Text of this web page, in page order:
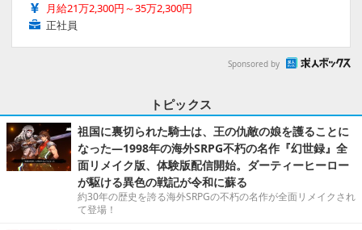
月給21万2,300円～35万2,300円
正社員
Sponsored by
トピックス
祖国に裏切られた騎士は、王の仇敵の娘を護ることに
なった―1998年の海外SRPG不朽の名作『幻世録』全
面リメイク版、体験版配信開始。ダーティーヒーロー
が駆ける異色の戦記が令和に蘇る
約30年の歴史を誇る海外SRPGの不朽の名作が全面リメイクされ
て登場！